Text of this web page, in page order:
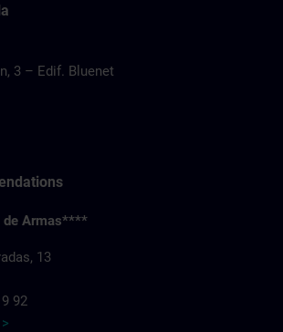
3 – Edif. Bluenet
de Armas****
13
92